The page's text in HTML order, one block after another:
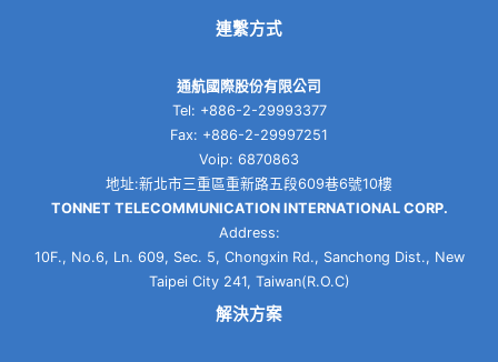
連繫方式
通航國際股份有限公司
Tel: +886-2-29993377
Fax: +886-2-29997251
Voip: 6870863
地址:新北市三重區重新路五段609巷6號10樓
TONNET TELECOMMUNICATION INTERNATIONAL CORP.
Address:
10F., No.6, Ln. 609, Sec. 5, Chongxin Rd., Sanchong Dist., New
Taipei City 241, Taiwan(R.O.C)
解決方案